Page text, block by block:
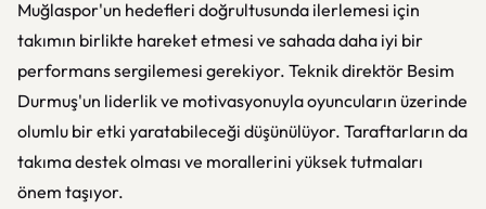
Muğlaspor'un hedefleri doğrultusunda ilerlemesi için
takımın birlikte hareket etmesi ve sahada daha iyi bir
performans sergilemesi gerekiyor. Teknik direktör Besim
Durmuş'un liderlik ve motivasyonuyla oyuncuların üzerinde
olumlu bir etki yaratabileceği düşünülüyor. Taraftarların da
takıma destek olması ve morallerini yüksek tutmaları
önem taşıyor.